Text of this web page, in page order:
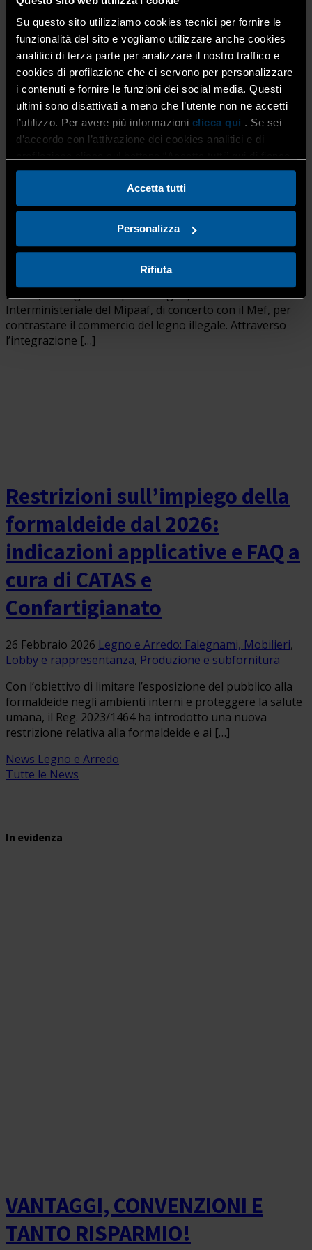
Su questo sito utilizziamo cookies tecnici per fornire le
funzionalità del sito e vogliamo utilizzare anche cookies
analitici di terza parte per analizzare il nostro traffico e
cookies di profilazione che ci servono per personalizzare
i contenuti e fornire le funzioni dei social media. Questi
ultimi sono disattivati a meno che l’utente non ne accetti
l’utilizzo. Per avere più informazioni clicca qui . Se sei
d’accordo con l’attivazione dei cookies analitici e di
Accetta tutti
Personalizza
Rifiuta
Registro Nazionale Imprese
Legno- Operatori EUTR
Giardinieri Home
Legno e Arredo: Falegnami, Mobilieri
Produzione e subfornitura,Servizi
EUTR (RIL Registro Imprese Legno) con Decreto
Interministeriale del Mipaaf, di concerto con il Mef, per
contrastare il commercio del legno illegale. Attraverso
l’integrazione […]
Restrizioni sull’impiego della
formaldeide dal 2026:
indicazioni applicative e FAQ a
cura di CATAS e
Confartigianato
26 Febbraio 2026 Legno e Arredo: Falegnami, Mobilieri,
Lobby e rappresentanza, Produzione e subfornitura
Con l’obiettivo di limitare l’esposizione del pubblico alla
formaldeide negli ambienti interni e proteggere la salute
umana, il Reg. 2023/1464 ha introdotto una nuova
restrizione relativa alla formaldeide e ai […]
News Legno e Arredo
Tutte le News
In evidenza
VANTAGGI, CONVENZIONI E
TANTO RISPARMIO!